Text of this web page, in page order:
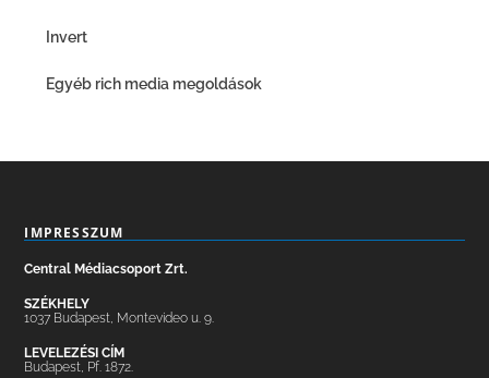
Invert
Egyéb rich media megoldások
IMPRESSZUM
Central Médiacsoport Zrt.
SZÉKHELY
1037 Budapest, Montevideo u. 9.
LEVELEZÉSI CÍM
Budapest, Pf. 1872.